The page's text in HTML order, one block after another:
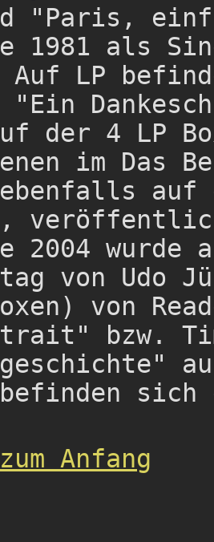
"Paris,
1981 als
Auf LP
der 4 LP
im Das
auf
,
2004 wurde
von Udo
von
bzw.
Anfang